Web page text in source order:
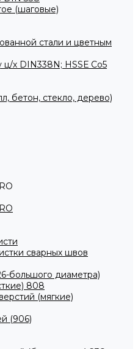
(шаговые)
стали и цветным
ц/х DIN338N; HSSЕ Со5
бетон, стекло, дерево)
сварных швов
большого диаметра)
808
(мягкие)
(906)